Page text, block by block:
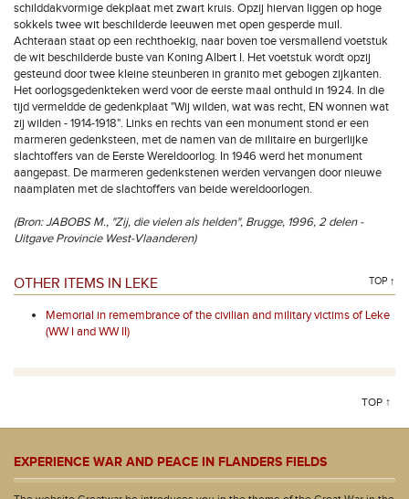
schilddakvormige dekplaat met zwart kruis. Opzij hiervan liggen op hoge
sokkels twee wit beschilderde leeuwen met open gesperde muil.
Achteraan staat op een rechthoekig, naar boven toe versmallend voetstuk
de wit beschilderde buste van Koning Albert I. Het voetstuk wordt opzij
gesteund door twee kleine steunberen in granito met gebogen zijkanten.
Het oorlogsgedenkteken werd voor de eerste maal onthuld in 1924. In die
tijd vermeldde de gedenkplaat "Wij wilden, wat was recht, EN wonnen wat
zij wilden - 1914-1918". Links en rechts van een monument stond er een
marmeren gedenksteen, met de namen van de militaire en burgerlijke
slachtoffers van de Eerste Wereldoorlog. In 1946 werd het monument
aangepast. De marmeren gedenkstenen werden vervangen door nieuwe
naamplaten met de slachtoffers van beide wereldoorlogen.
(Bron: JABOBS M., "Zij, die vielen als helden", Brugge, 1996, 2 delen -
Uitgave Provincie West-Vlaanderen)
OTHER ITEMS IN LEKE TOP ↑
Memorial in remembrance of the civilian and military victims of Leke
(WW I and WW II)
TOP ↑
EXPERIENCE WAR AND PEACE IN FLANDERS FIELDS